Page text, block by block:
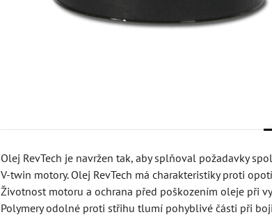
Olej RevTech je navržen tak, aby splňoval požadavky
V-twin motory. Olej RevTech má charakteristiky proti
Životnost motoru a ochrana před poškozením oleje při
Polymery odolné proti střihu tlumí pohyblivé části při